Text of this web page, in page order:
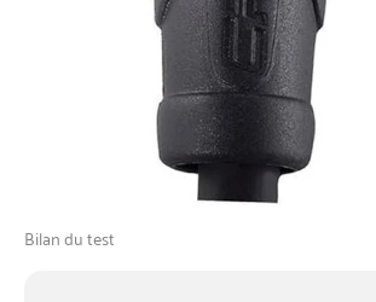
Bilan du test